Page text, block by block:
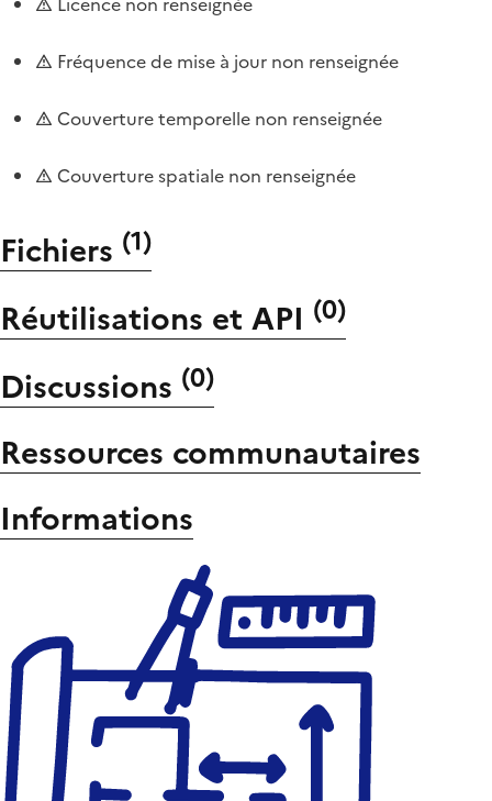
Fréquence de mise à jour non renseignée
Couverture temporelle non renseignée
Couverture spatiale non renseignée
Fichiers (1)
Réutilisations et API (0)
Discussions (0)
Ressources communautaires
Informations